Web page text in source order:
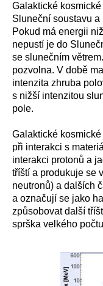
Galaktické
Sluneční soustavu a
Pokud má energii
nepustí je do
se slunečním
pozvolna. V době
intenzita zhruba
s nižší intenzitou
pole.
Galaktické
při interakci s
interakci protonů a
tříští a produkuje se
neutronů) a dalších
a označují se jako
způsobovat další
sprška velkého